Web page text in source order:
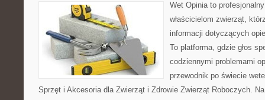
Wet Opinia to
właścicielom zwierząt,
informacji dotyczących
To platforma, gdzie głos
codziennymi problemami
przewodnik po świecie
Sprzęt i Akcesoria dla Zwierząt i Zdrowie Zwierząt Roboczych.